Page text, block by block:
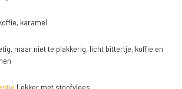
karamel
maar niet te plakkerig, licht bittertje, koffie en